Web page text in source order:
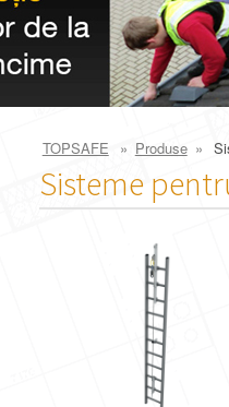
TOPSAFE » Produse »
Sisteme